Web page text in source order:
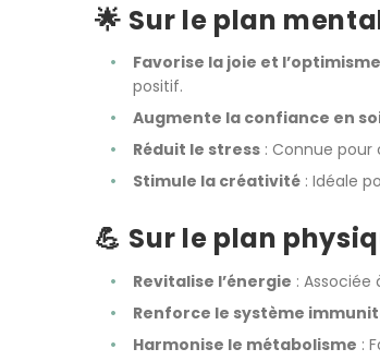
🌟 Sur le plan
Favorise la joie et l’optimisme
positif.
Augmente la confiance en
Réduit le stress : Connue
Stimule la créativité : Idéale
💪 Sur le plan
Revitalise l’énergie :
Renforce le système
Harmonise le métabolisme :